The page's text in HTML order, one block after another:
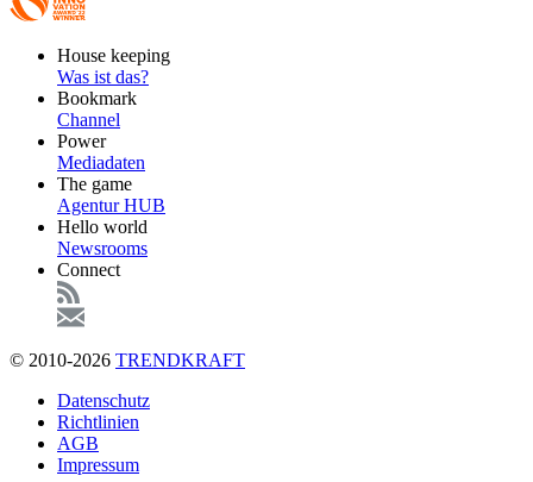
FooterHouse keeping
Was ist das?
Bookmark
Channel
Power
Mediadaten
The game
Agentur HUB
Hello world
Newsrooms
Connect
© 2010-2026 TRENDKRAFT
FußzeileDatenschutz
Richtlinien
AGB
Impressum